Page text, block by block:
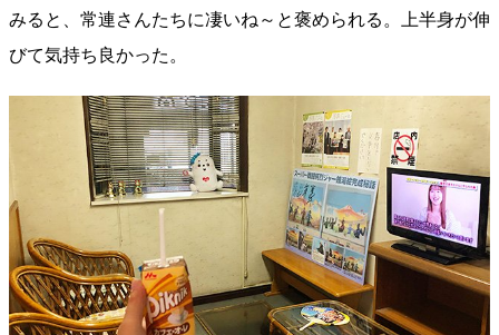
みると、常連さんたちに凄いね～と褒められる。上半身が伸
びて気持ち良かった。